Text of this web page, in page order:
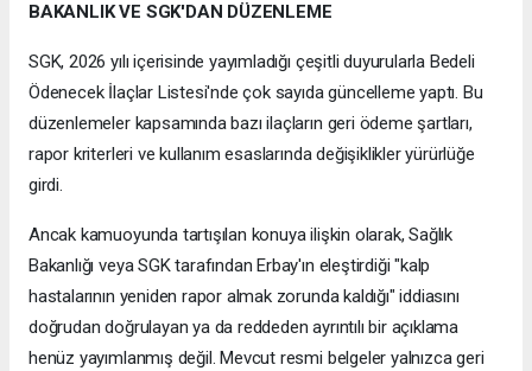
BAKANLIK VE SGK'DAN DÜZENLEME
SGK, 2026 yılı içerisinde yayımladığı çeşitli duyurularla Bedeli
Ödenecek İlaçlar Listesi'nde çok sayıda güncelleme yaptı. Bu
düzenlemeler kapsamında bazı ilaçların geri ödeme şartları,
rapor kriterleri ve kullanım esaslarında değişiklikler yürürlüğe
girdi.
Ancak kamuoyunda tartışılan konuya ilişkin olarak, Sağlık
Bakanlığı veya SGK tarafından Erbay'ın eleştirdiği "kalp
hastalarının yeniden rapor almak zorunda kaldığı" iddiasını
doğrudan doğrulayan ya da reddeden ayrıntılı bir açıklama
henüz yayımlanmış değil. Mevcut resmi belgeler yalnızca geri